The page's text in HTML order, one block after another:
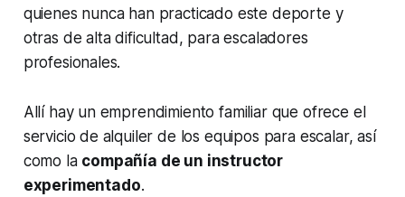
quienes nunca han practicado este deporte y
otras de alta dificultad, para escaladores
profesionales.
Allí hay un emprendimiento familiar que ofrece el
servicio de alquiler de los equipos para escalar, así
como la compañía de un instructor
experimentado.